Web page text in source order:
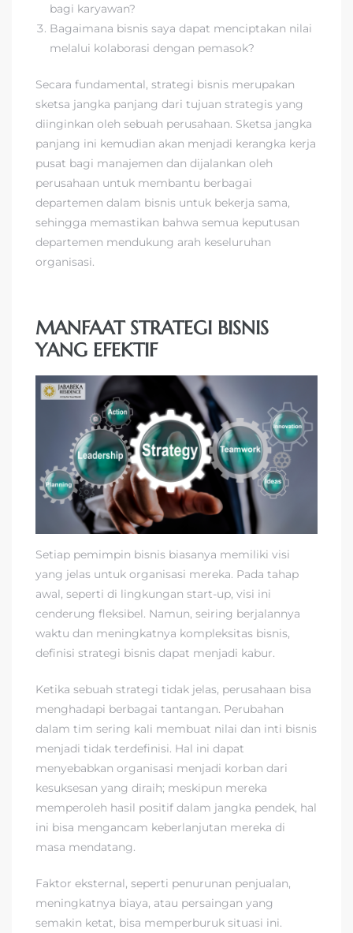
bagi karyawan?
Bagaimana bisnis saya dapat menciptakan nilai
melalui kolaborasi dengan pemasok?
Secara fundamental, strategi bisnis merupakan
sketsa jangka panjang dari tujuan strategis yang
diinginkan oleh sebuah perusahaan. Sketsa jangka
panjang ini kemudian akan menjadi kerangka kerja
pusat bagi manajemen dan dijalankan oleh
perusahaan untuk membantu berbagai
departemen dalam bisnis untuk bekerja sama,
sehingga memastikan bahwa semua keputusan
departemen mendukung arah keseluruhan
organisasi.
MANFAAT STRATEGI BISNIS
YANG EFEKTIF
Setiap pemimpin bisnis biasanya memiliki visi
yang jelas untuk organisasi mereka. Pada tahap
awal, seperti di lingkungan start-up, visi ini
cenderung fleksibel. Namun, seiring berjalannya
waktu dan meningkatnya kompleksitas bisnis,
definisi strategi bisnis dapat menjadi kabur.
Ketika sebuah strategi tidak jelas, perusahaan bisa
menghadapi berbagai tantangan. Perubahan
dalam tim sering kali membuat nilai dan inti bisnis
menjadi tidak terdefinisi. Hal ini dapat
menyebabkan organisasi menjadi korban dari
kesuksesan yang diraih; meskipun mereka
memperoleh hasil positif dalam jangka pendek, hal
ini bisa mengancam keberlanjutan mereka di
masa mendatang.
Faktor eksternal, seperti penurunan penjualan,
meningkatnya biaya, atau persaingan yang
semakin ketat, bisa memperburuk situasi ini.